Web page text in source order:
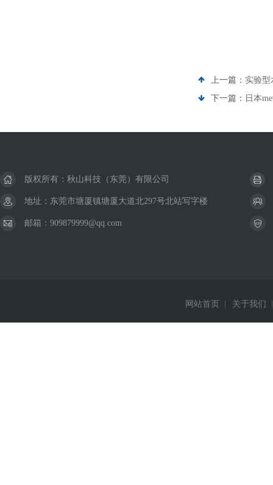
上一篇： 实验型
下一篇： 日本
版权所有：秋山科技（东莞）有限公司
地址：东莞市塘厦镇塘厦大道北297号北站写字楼
邮箱：909879999@qq.com
网站首页 关于我们